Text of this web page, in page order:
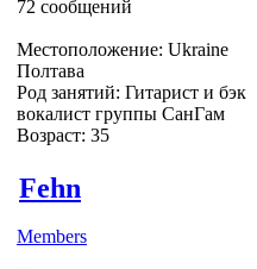
72 сообщений
Местоположение: Ukraine
Полтава
Род занятий: Гитарист и бэк
вокалист группы СанГам
Возраст: 35
Fehn
Members